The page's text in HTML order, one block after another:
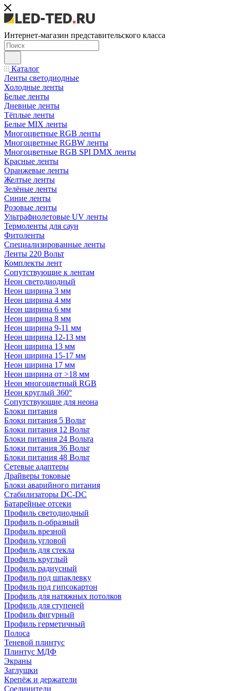
Интернет-магазин представительского класса
Каталог
Ленты светодиодные
Холодные ленты
Белые ленты
Дневные ленты
Тёплые ленты
Белые MIX ленты
Многоцветные RGB ленты
Многоцветные RGBW ленты
Многоцветные RGB SPI DMX ленты
Красные ленты
Оранжевые ленты
Желтые ленты
Зелёные ленты
Синие ленты
Розовые ленты
Ультрафиолетовые UV ленты
Термоленты для саун
Фитоленты
Специализированные ленты
Ленты 220 Вольт
Комплекты лент
Сопутствующие к лентам
Неон светодиодный
Неон ширина 3 мм
Неон ширина 4 мм
Неон ширина 6 мм
Неон ширина 8 мм
Неон ширина 9-11 мм
Неон ширина 12-13 мм
Неон ширина 13 мм
Неон ширина 15-17 мм
Неон ширина 17 мм
Неон ширина от >18 мм
Неон многоцветный RGB
Неон круглый 360°
Сопутствующие для неона
Блоки питания
Блоки питания 5 Вольт
Блоки питания 12 Вольт
Блоки питания 24 Вольта
Блоки питания 36 Вольт
Блоки питания 48 Вольт
Сетевые адаптеры
Драйверы токовые
Блоки аварийного питания
Стабилизаторы DC-DC
Батарейные отсеки
Профиль светодиодный
Профиль п-образный
Профиль врезной
Профиль угловой
Профиль для стекла
Профиль круглый
Профиль радиусный
Профиль под шпаклевку
Профиль под гипсокартон
Профиль для натяжных потолков
Профиль для ступеней
Профиль фигурный
Профиль герметичный
Полоса
Теневой плинтус
Плинтус МДФ
Экраны
Заглушки
Крепёж и держатели
Соединители